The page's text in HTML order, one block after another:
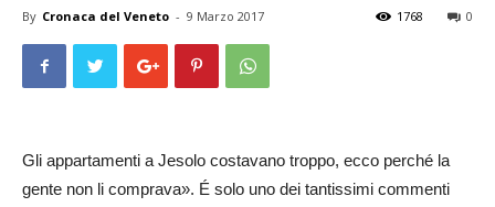
By Cronaca del Veneto - 9 Marzo 2017 0
1768
Gli appartamenti a Jesolo costavano trop­po, ecco perché la
gente non li comprava». É solo uno dei tantissimi commenti